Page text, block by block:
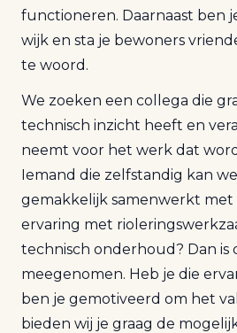
functioneren. Daarnaast ben
wijk en sta je bewoners
te woord.
We zoeken een collega die
technisch inzicht heeft en
neemt voor het werk dat
Iemand die zelfstandig kan
gemakkelijk samenwerkt met
ervaring met
technisch onderhoud? Dan is
meegenomen. Heb je die
ben je gemotiveerd om het
bieden wij je graag de